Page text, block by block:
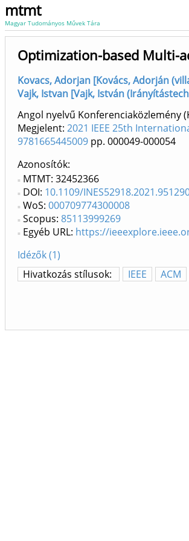
mtmt
Magyar Tudományos Művek Tára
Optimization-based Multi-
Kovacs, Adorjan [Kovács, Adorján
Vajk, Istvan [Vajk, István
Angol nyelvű Konferenciaközlemény
Megjelent: 2021 IEEE 25th
9781665445009 pp. 000049-000054
Azonosítók
MTMT: 32452366
DOI: 10.1109/
WoS: 000709774300008
Scopus: 85113999269
Egyéb URL: https://
Idézők (1)
Hivatkozás stílusok:
IEEE ACM